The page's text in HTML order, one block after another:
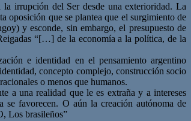
irrupción del Ser desde una exterioridad. La
oposición que se plantea que el surgimiento de
y esconde, sin embargo, el presupuesto de
“[…] de la economía a la política, de la
e identidad en el pensamiento argentino
concepto complejo, construcción socio
o menos que humanos.
a una realidad que le es extraña y a intereses
se favorecen. O aún la creación autónoma de
Los brasileños”